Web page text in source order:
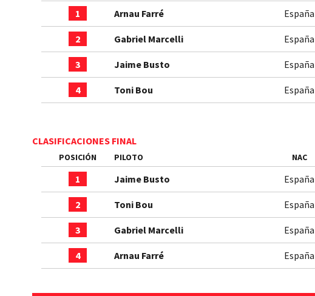
1 Arnau Farré España
2 Gabriel Marcelli España
3 Jaime Busto España
4 Toni Bou España
CLASIFICACIONES FINAL
POSICIÓN PILOTO NAC
1 Jaime Busto España
2 Toni Bou España
3 Gabriel Marcelli España
4 Arnau Farré España